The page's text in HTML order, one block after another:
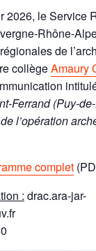
2026, le Service
Rhône-
de
collègeAmaury
Ferrand (Puy-
l’opération
complet
: drac.ara-jar-